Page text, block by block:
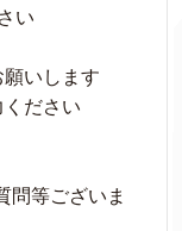
い
いします
ださい
問等ございま